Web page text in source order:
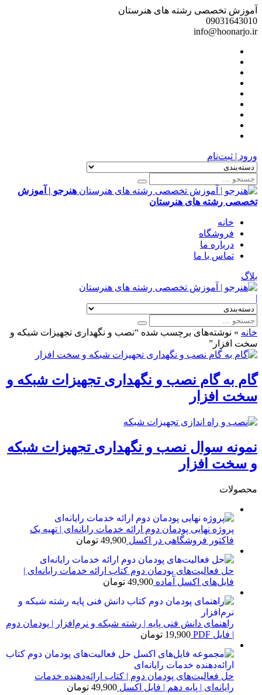
آموزش تخصصی رشته های هنرستان
09031643010
info@hoonarjo.ir
ورود | ثبت‌نام
هنرجو | آموزش
تخصصی رشته های هنرستان
خانه
فروشگاه
درباره ما
تماس با ما
بلاگ
|
خانه » نوشته‌های برچسب شده “نصب و نگهداری تجهیزات شبکه و
سخت افزار”
گام به گام نصب و نگهداری تجهیزات شبکه و
سخت افزار
نمونه سوال نصب و نگهداری تجهیزات شبکه
و سخت افزار
محصولات
پروژه نهایی پودمان دوم ارائه خدمات رایانه‌ای | تهیه یک
فاکتور فروشگاهی در اکسل 49,900 تومان
حل فعالیت‌های پودمان دوم کتاب ارائه خدمات رایانه‌ای |
فایل‌های اکسل آماده 49,900 تومان
راهنمای دانش فنی پایه | رشته شبکه و نرم‌افزار | پودمان دوم
| فایل PDF
19,900 تومان
حل فعالیت‌های پودمان دوم | کتاب ارائه‌دهنده خدمات
رایانه‌ای | پایه دهم | فایل اکسل 49,900 تومان